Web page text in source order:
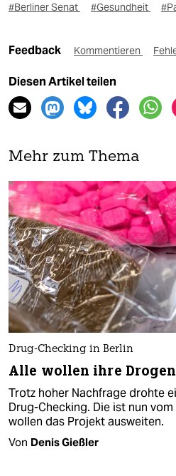
#Berliner Senat
#Gesundheit
Feedback Kommentieren
Diesen Artikel teilen
Mehr zum Thema
Drug-Checking in Berlin
Alle wollen ihre
Trotz hoher Nachfrage drohte
Drug-Checking. Die ist nun
wollen das Projekt ausweiten.
Von Denis Gießler